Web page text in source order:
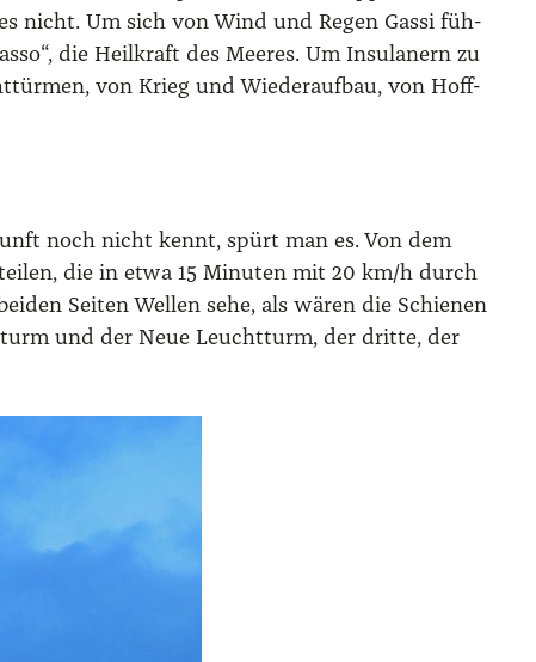
nicht. Um sich von Wind und Regen Gas­si füh­
die Heil­kraft des Mee­res. Um Insu­la­nern zu
von Krieg und Wie­der­auf­bau, von Hoff­
noch nicht kennt, spürt man es. Von dem
die in etwa 15 Minu­ten mit 20 km/​h durch
Sei­ten Wel­len sehe, als wären die Schie­nen
und der Neue Leucht­turm, der drit­te, der